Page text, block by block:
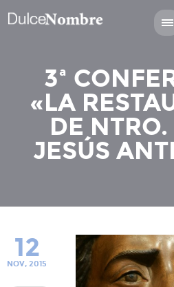
3ª
«LA
DE
JESÚS
12
NOV, 2015